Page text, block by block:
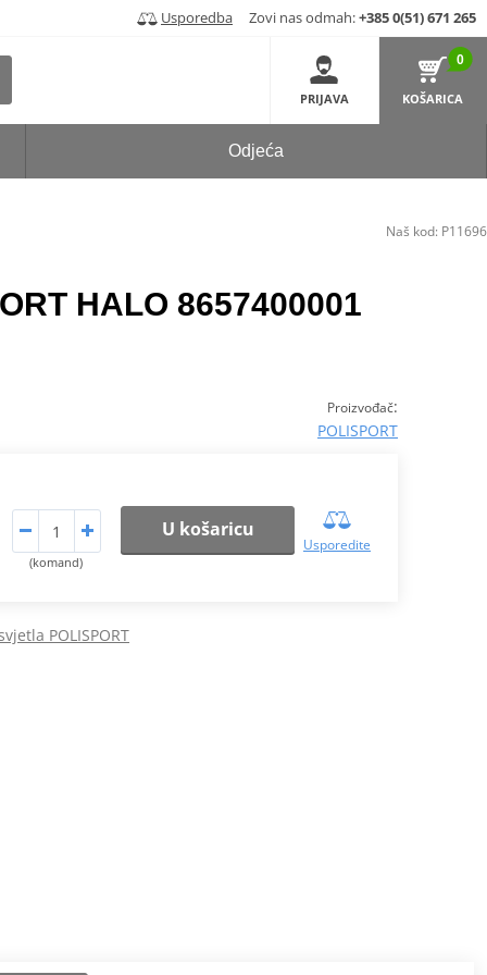
Usporedba Zovi nas odmah:+385 0(51) 671 265
PRIJAVA
0
KOŠARICA
Odjeća
HALO 8657400001
Proizvođač:
POLISPORT
(komand)
U košaricu
Usporedite
POLISPORT
Naš kod: P11696